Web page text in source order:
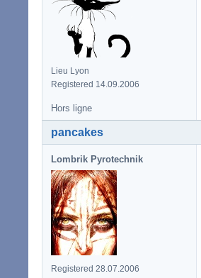
Lieu Lyon
Registered 14.09.2006
Hors ligne
pancakes
Lombrik Pyrotechnik
Registered 28.07.2006